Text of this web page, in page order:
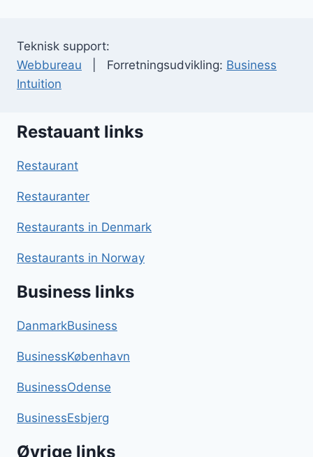
Teknisk support:
Webbureau | Forretningsudvikling: Business
Intuition
Restauant links
Restaurant
Restauranter
Restaurants in Denmark
Restaurants in Norway
Business links
DanmarkBusiness
BusinessKøbenhavn
BusinessOdense
BusinessEsbjerg
Øvrige links